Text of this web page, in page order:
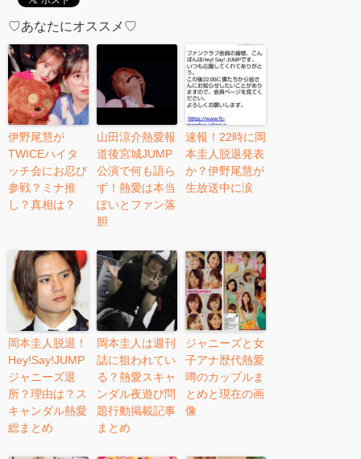
♡あなたにオススメ♡
伊野尾慧が
TWICEハイタ
ッチ会にお忍び
参戦？ミナ推
し？真相は？
山田涼介熱愛報
道後宮城JUMP
公演で何も語ら
ず！熱愛は本当
ぽいとファン落
胆
速報！22時に岡
本圭人脱退発表
か？伊野尾慧が
生放送中に涙
岡本圭人脱退！
Hey!Say!JUMP
ジャニーズ退
所？理由は？ス
キャンダル熱愛
総まとめ
岡本圭人は週刊
誌に狙われてい
る？熱愛スキャ
ンダル夜遊び問
題行動掲載記事
まとめ
ジャニーズと女
子アナ歴代熱愛
噂のカップルま
とめと現在の画
像